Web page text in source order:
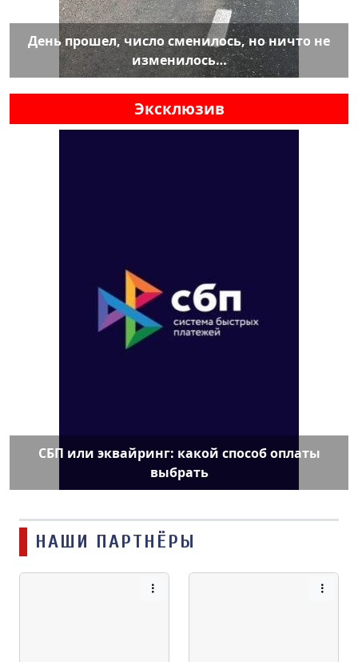
День прошел, число сменилось, но ничто не
изменилось…
Эксклюзив
СБП или эквайринг: какой способ оплаты
выбрать
НАШИ ПАРТНЁРЫ